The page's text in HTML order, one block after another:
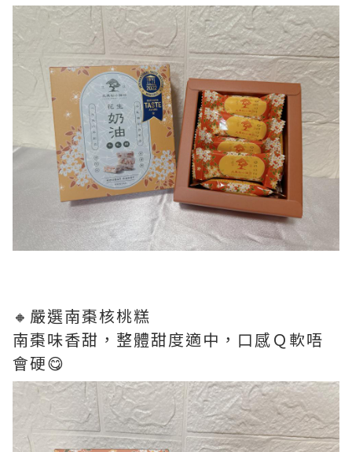
🔸嚴選南棗核桃糕
南棗味香甜，整體甜度適中，口感Ｑ軟唔
會硬😋